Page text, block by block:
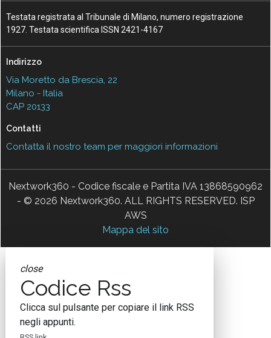
Testata registrata al Tribunale di Milano, numero registrazione
1927. Testata scientifica ISSN 2421-4167
Indirizzo
Via Moretto da Brescia, 22
Milano - Italia
CAP 20133
Contatti
Contatta il nostro team per maggiori informazioni
Nextwork360 - Codice fiscale e Partita IVA 13868590962
- © 2026 Nextwork360. ALL RIGHTS RESERVED. ISP
AWS
Mappa del sito
close
Codice Rss
Clicca sul pulsante per copiare il link RSS
negli appunti.